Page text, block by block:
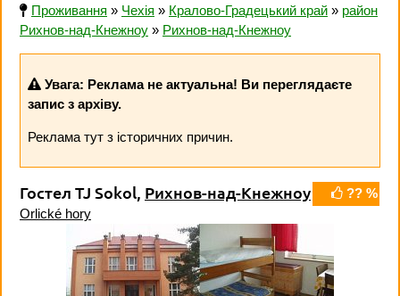
Проживання » Чехія » Кралово-Градецький край » район
Рихнов-над-Кнежноу » Рихнов-над-Кнежноу
Увага: Реклама не актуальна! Ви переглядаєте
запис з архіву.
Реклама тут з історичних причин.
?? %
Гостел TJ Sokol, Рихнов-над-Кнежноу
Orlické hory